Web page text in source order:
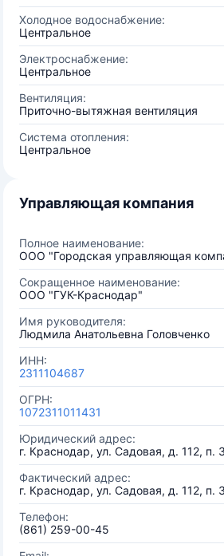
Холодное водоснабжение:
Центральное
Электроснабжение:
Центральное
Вентиляция:
Приточно-вытяжная вентиляция
Система отопления:
Центральное
Управляющая компания
Полное наименование:
ООО "Городская управляющая
Сокращенное наименование:
ООО "ГУК-Краснодар"
Имя руководителя:
Людмила Анатольевна Головченко
ИНН:
2311104687
ОГРН:
1072311011431
Юридический адрес:
г. Краснодар, ул. Садовая, д. 112, п.
Фактический адрес:
г. Краснодар, ул. Садовая, д. 112, п.
Телефон:
(861) 259-00-45